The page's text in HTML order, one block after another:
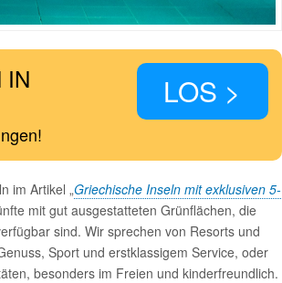
IN
LOS >
im Artikel „Griechische Inseln mit exklusiven 5-
mit gut ausgestatteten Grünflächen, die
sind. Wir sprechen von Resorts und
Sport und erstklassigem Service, oder
besonders im Freien und kinderfreundlich.